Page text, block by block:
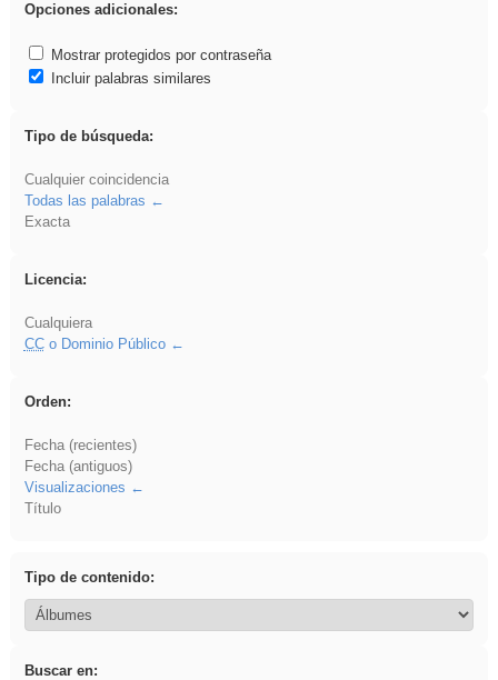
Opciones adicionales:
Mostrar protegidos por contraseña
Incluir palabras similares
Tipo de búsqueda:
Cualquier coincidencia
Todas las palabras
Exacta
Licencia:
Cualquiera
CCo Dominio Público
Orden:
Fecha (recientes)
Fecha (antiguos)
Visualizaciones
Título
Tipo de contenido:
Buscar en: